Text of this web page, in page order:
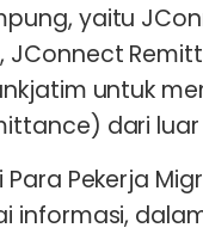
yaitu
JConnect
untuk
dari luar
Pekerja
informasi,